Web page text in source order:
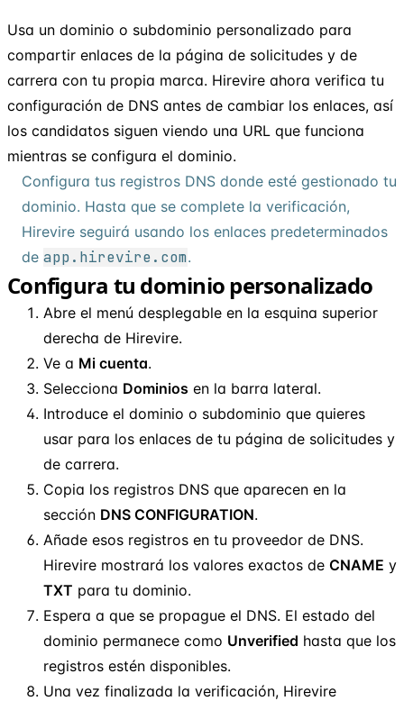
Usa un dominio o subdominio personalizado para
compartir enlaces de la página de solicitudes y de
carrera con tu propia marca. Hirevire ahora verifica tu
configuración de DNS antes de cambiar los enlaces, así
los candidatos siguen viendo una URL que funciona
mientras se configura el dominio.
Configura tus registros DNS donde esté gestionado tu
dominio. Hasta que se complete la verificación,
Hirevire seguirá usando los enlaces predeterminados
de app.hirevire.com.
Configura tu dominio personalizado
Abre el menú desplegable en la esquina superior
derecha de Hirevire.
Ve a Mi cuenta.
Selecciona Dominios en la barra lateral.
Introduce el dominio o subdominio que quieres
usar para los enlaces de tu página de solicitudes y
de carrera.
Copia los registros DNS que aparecen en la
sección DNS CONFIGURATION.
Añade esos registros en tu proveedor de DNS.
Hirevire mostrará los valores exactos de CNAME y
TXT para tu dominio.
Espera a que se propague el DNS. El estado del
dominio permanece como Unverified hasta que los
registros estén disponibles.
Una vez finalizada la verificación, Hirevire